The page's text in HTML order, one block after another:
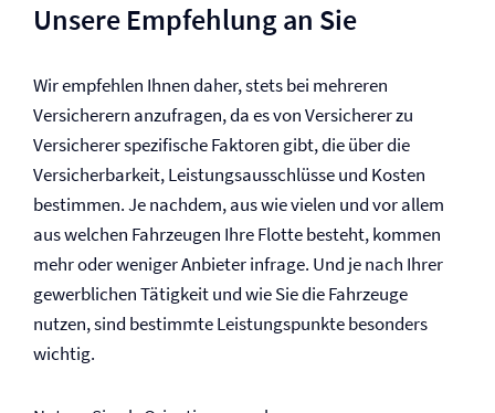
Unsere Empfehlung an Sie
Wir empfehlen Ihnen daher, stets bei mehreren
Versicherern anzufragen, da es von Versicherer zu
Versicherer spezifische Faktoren gibt, die über die
Versicherbarkeit, Leistungsausschlüsse und Kosten
bestimmen. Je nachdem, aus wie vielen und vor allem
aus welchen Fahrzeugen Ihre Flotte besteht, kommen
mehr oder weniger Anbieter infrage. Und je nach Ihrer
gewerblichen Tätigkeit und wie Sie die Fahrzeuge
nutzen, sind bestimmte Leistungspunkte besonders
wichtig.